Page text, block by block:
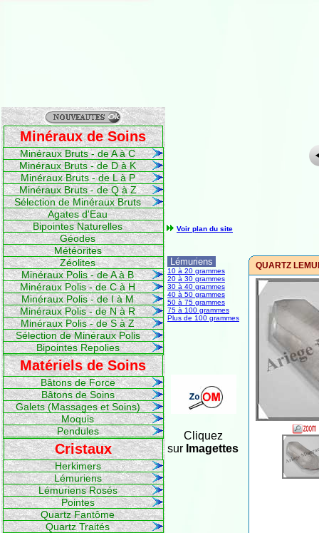
Minéraux de Soins
Minéraux Bruts - de A à C
Minéraux Bruts - de D à K
Minéraux Bruts - de L à P
Minéraux Bruts - de Q à Z
Sélection de Minéraux Bruts
Agates d'Eau
Bipointes Naturelles
Géodes
Météorites
Zéolites
Minéraux Polis - de A à B
Minéraux Polis - de C à H
Minéraux Polis - de I à M
Minéraux Polis - de N à R
Minéraux Polis - de S à Z
Sélection de Minéraux Polis
Bipointes Repolies
Matériels de Soins
Bâtons de Force
Bâtons de Soins
Galets (Massages et Soins)
Moquis
Pendules
Cristaux
Herkimers
Lémuriens
Lémuriens Rosés
Pointes
Quartz Fantôme
Quartz Traités
Voir plan du site
Lémuriens
10 à 20 grammes
20 à 30 grammes
30 à 40 grammes
40 à 50 grammes
50 à 75 grammes
75 à 100 grammes
Plus de 100 grammes
Cliquez
sur Imagettes
QUARTZ